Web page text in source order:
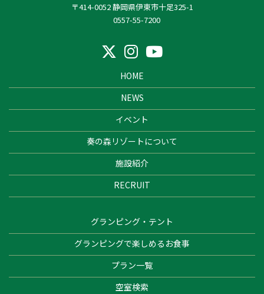
〒414-0052 静岡県伊東市十足325-1
0557-55-7200
HOME
NEWS
イベント
奏の森リゾートについて
施設紹介
RECRUIT
グランピング・テント
グランピングで楽しめるお食事
プラン一覧
空室検索